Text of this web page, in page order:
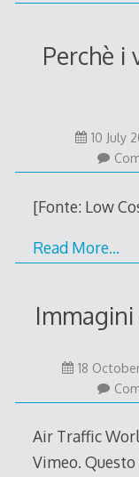
Perchè i
10 July
[Fonte: Low
Read More…
18
Air Traffic
Vimeo.